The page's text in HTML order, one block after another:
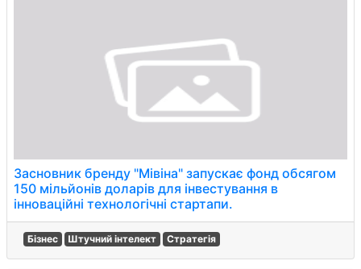
Засновник бренду "Мівіна" запускає фонд обсягом
150 мільйонів доларів для інвестування в
інноваційні технологічні стартапи.
Бізнес Штучний інтелект Стратегія